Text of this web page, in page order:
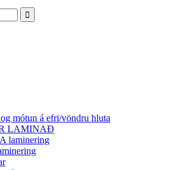
mótun á efri/vöndru hluta
LAMINAÐ
laminering